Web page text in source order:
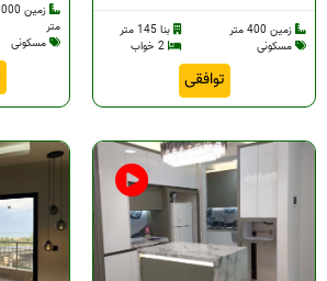
زمین 400 متر
بنا 145 متر
مسکونی
توافقی
زمین
متر
مسکونی